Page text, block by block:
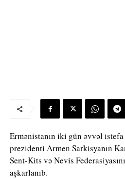
Ermənistanın iki gün əvvəl
prezidenti Armen Sarkisyanın
Sent-Kits və Nevis
aşkarlanıb.